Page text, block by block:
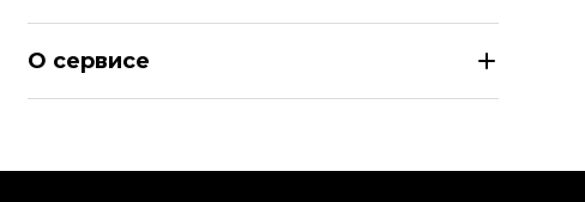
О сервисе